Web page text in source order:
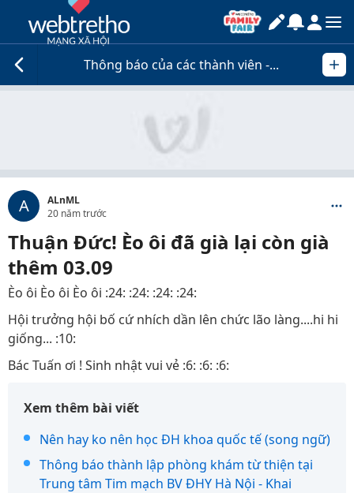
Thông báo của các thành viên -...
A
ALnML
20 năm trước
Thuận Đức! Èo ôi đã già lại còn già
thêm 03.09
Èo ôi Èo ôi Èo ôi :24: :24: :24: :24:
Hội trưởng hội bố cứ nhích dần lên chức lão làng....hi hi
giống... :10:
Bác Tuấn ơi ! Sinh nhật vui vẻ :6: :6: :6:
Xem thêm bài viết
Nên hay ko nên học ĐH khoa quốc tế (song ngữ)
Thông báo thành lập phòng khám từ thiện tại
Trung tâm Tim mạch BV ĐHY Hà Nội - Khai